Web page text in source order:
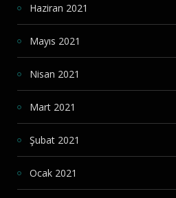
Haziran 2021
Mayıs 2021
Nisan 2021
Mart 2021
Şubat 2021
Ocak 2021